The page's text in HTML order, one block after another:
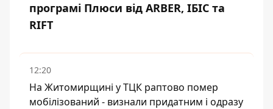
програмі Плюси від ARBER, ІБІС та
RIFT
12:20
На Житомирщині у ТЦК раптово помер
мобілізований - визнали придатним і одразу